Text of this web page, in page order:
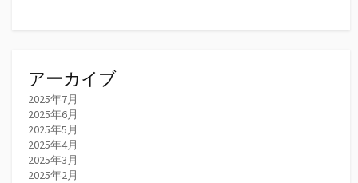
アーカイブ
2025年7月
2025年6月
2025年5月
2025年4月
2025年3月
2025年2月